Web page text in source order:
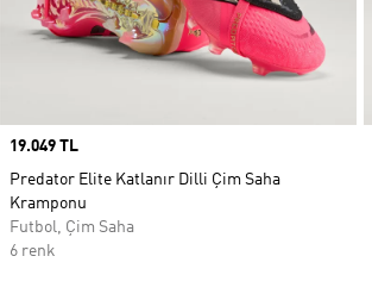
Price
19.049 TL
Predator Elite Katlanır Dilli Çim Saha
Kramponu
Futbol, Çim Saha
6 renk